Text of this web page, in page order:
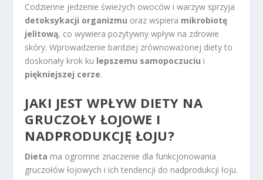
Codzienne jedzenie świeżych owoców i warzyw sprzyja
detoksykacji organizmu oraz wspiera mikrobiotę
jelitową, co wywiera pozytywny wpływ na zdrowie
skóry. Wprowadzenie bardziej zrównoważonej diety to
doskonały krok ku lepszemu samopoczuciu i
piękniejszej cerze.
JAKI JEST WPŁYW DIETY NA
GRUCZOŁY ŁOJOWE I
NADPRODUKCJĘ ŁOJU?
Dieta ma ogromne znaczenie dla funkcjonowania
gruczołów łojowych i ich tendencji do nadprodukcji łoju.